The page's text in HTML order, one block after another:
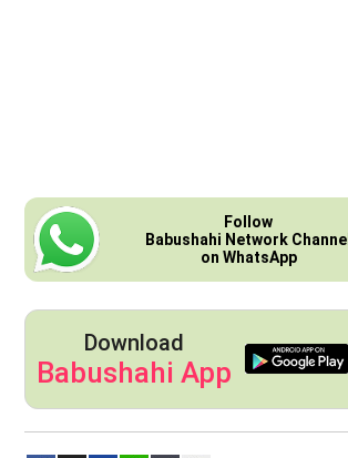
Follow
Babushahi Network Channel
on WhatsApp
Download
Babushahi App